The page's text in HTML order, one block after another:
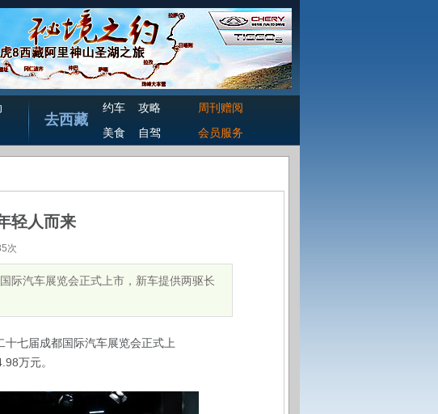
去西藏
约车
攻略
美食
自驾
周刊赠阅
会员服务
轻人而来
次
际汽车展览会正式上市，新车提供两驱长
七届成都国际汽车展览会正式上
万元。